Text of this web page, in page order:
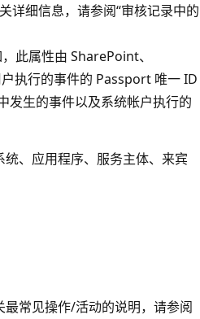
详细信息，请参阅“审核记录中的
此属性由 SharePoint、
执行的事件的 Passport 唯一 ID
发生的事件以及系统帐户执行的
、应用程序、服务主体、来宾
常见操作/活动的说明，请参阅